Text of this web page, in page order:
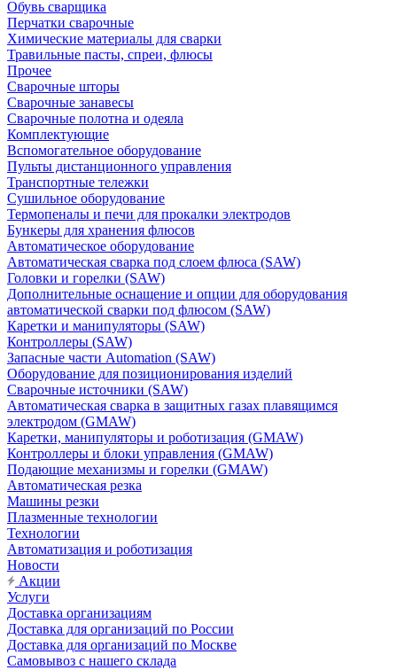
Обувь сварщика
Перчатки сварочные
Химические материалы для сварки
Травильные пасты, спреи, флюсы
Прочее
Сварочные шторы
Сварочные занавесы
Сварочные полотна и одеяла
Комплектующие
Вспомогательное оборудование
Пульты дистанционного управления
Транспортные тележки
Сушильное оборудование
Термопеналы и печи для прокалки электродов
Бункеры для хранения флюсов
Автоматическое оборудование
Автоматическая сварка под слоем флюса (SAW)
Головки и горелки (SAW)
Дополнительные оснащение и опции для оборудования
автоматической сварки под флюсом (SAW)
Каретки и манипуляторы (SAW)
Контроллеры (SAW)
Запасные части Automation (SAW)
Оборудование для позиционирования изделий
Сварочные источники (SAW)
Автоматическая сварка в защитных газах плавящимся
электродом (GMAW)
Каретки, манипуляторы и роботизация (GMAW)
Контроллеры и блоки управления (GMAW)
Подающие механизмы и горелки (GMAW)
Автоматическая резка
Машины резки
Плазменные технологии
Технологии
Автоматизация и роботизация
Новости
Акции
Услуги
Доставка организациям
Доставка для организаций по России
Доставка для организаций по Москве
Самовывоз с нашего склада